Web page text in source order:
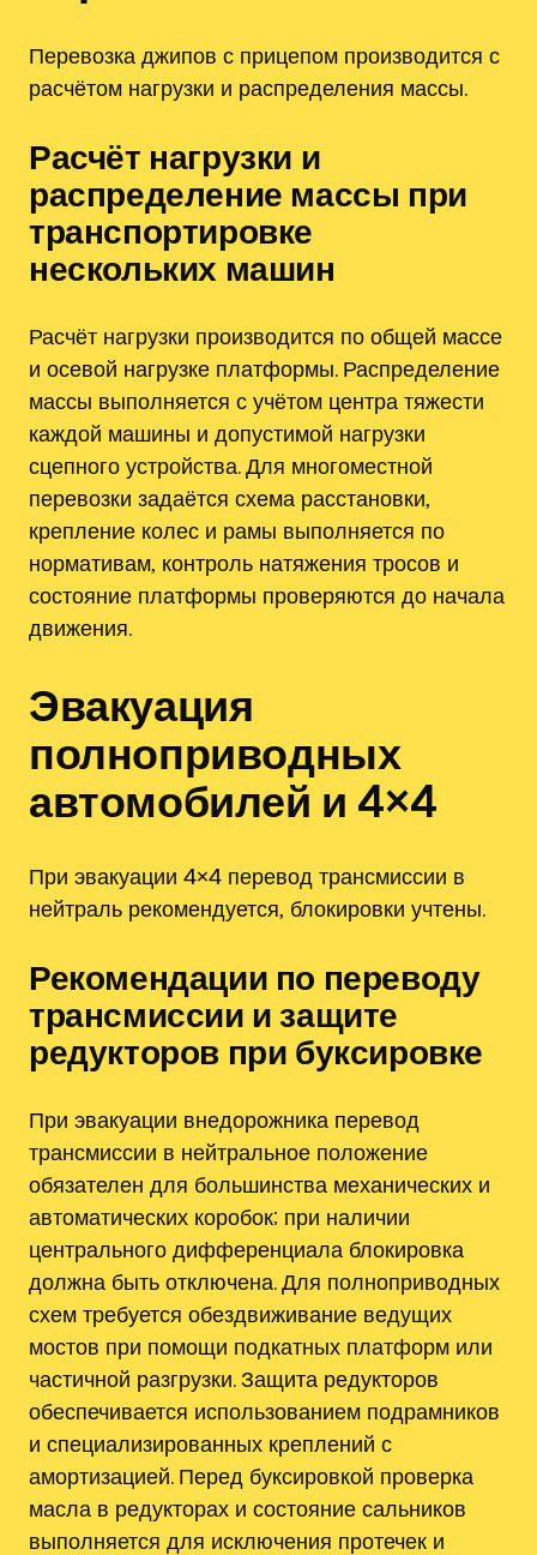
Перевозка джипов с прицепом производится с
расчётом нагрузки и распределения массы.
Расчёт нагрузки и
распределение массы при
транспортировке
нескольких машин
Расчёт нагрузки производится по общей массе
и осевой нагрузке платформы. Распределение
массы выполняется с учётом центра тяжести
каждой машины и допустимой нагрузки
сцепного устройства. Для многоместной
перевозки задаётся схема расстановки‚
крепление колес и рамы выполняется по
нормативам‚ контроль натяжения тросов и
состояние платформы проверяются до начала
движения.
Эвакуация
полноприводных
автомобилей и 4×4
При эвакуации 4×4 перевод трансмиссии в
нейтраль рекомендуется‚ блокировки учтены.
Рекомендации по переводу
трансмиссии и защите
редукторов при буксировке
При эвакуации внедорожника перевод
трансмиссии в нейтральное положение
обязателен для большинства механических и
автоматических коробок; при наличии
центрального дифференциала блокировка
должна быть отключена. Для полноприводных
схем требуется обездвиживание ведущих
мостов при помощи подкатных платформ или
частичной разгрузки. Защита редукторов
обеспечивается использованием подрамников
и специализированных креплений с
амортизацией. Перед буксировкой проверка
масла в редукторах и состояние сальников
выполняется для исключения протечек и